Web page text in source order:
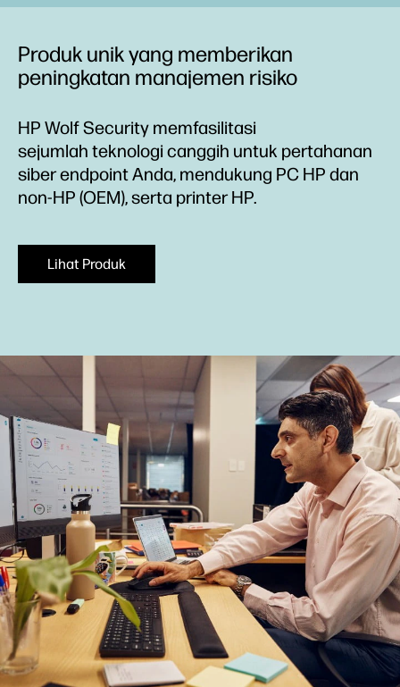
Produk unik yang memberikan
peningkatan manajemen risiko
HP Wolf Security memfasilitasi
sejumlah teknologi canggih untuk pertahanan
siber endpoint Anda, mendukung PC HP dan
non-HP (OEM), serta printer HP.
Lihat Produk